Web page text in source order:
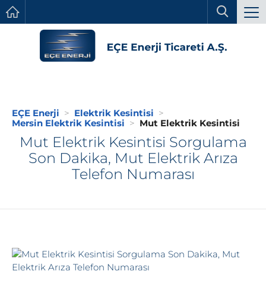
EÇE Enerji
Elektrik Kesintisi
Mersin Elektrik Kesintisi
Mut Elektrik Kesintisi
Mut Elektrik Kesintisi Sorgulama
Son Dakika, Mut Elektrik Arıza
Telefon Numarası